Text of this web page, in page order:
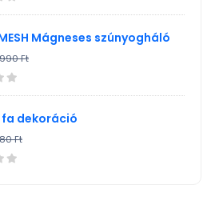
Mágneses szúnyogháló
Ft
dekoráció
Ft